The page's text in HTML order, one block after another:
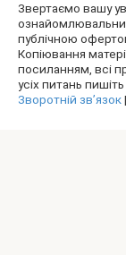
Звертаємо вашу
публічною
Копіювання
посиланням, всі
усіх питань
Зворотній зв’язок|